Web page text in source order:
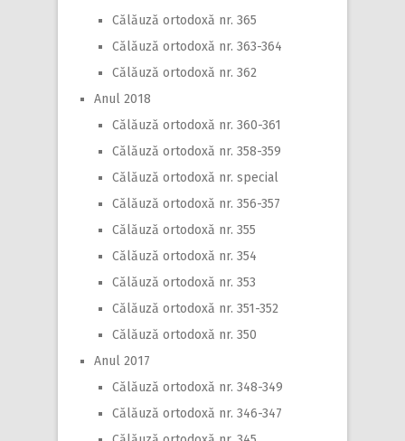
Călăuză ortodoxă nr. 365
Călăuză ortodoxă nr. 363-364
Călăuză ortodoxă nr. 362
Anul 2018
Călăuză ortodoxă nr. 360-361
Călăuză ortodoxă nr. 358-359
Călăuză ortodoxă nr. special
Călăuză ortodoxă nr. 356-357
Călăuză ortodoxă nr. 355
Călăuză ortodoxă nr. 354
Călăuză ortodoxă nr. 353
Călăuză ortodoxă nr. 351-352
Călăuză ortodoxă nr. 350
Anul 2017
Călăuză ortodoxă nr. 348-349
Călăuză ortodoxă nr. 346-347